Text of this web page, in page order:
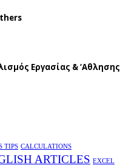
Εργασίας & ‘Aθλησης
TIPS CALCULATIONS
ARTICLES EXCEL